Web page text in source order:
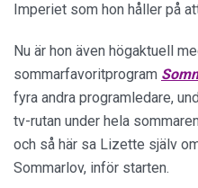
Imperiet som hon håller på
Nu är hon även högaktuell
sommarfavoritprogram
fyra andra programledare,
tv-rutan under hela
och så här sa Lizette själv
Sommarlov, inför starten.